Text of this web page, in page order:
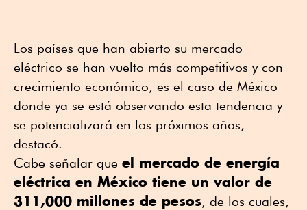
Los países que han abierto su mercado
eléctrico se han vuelto más competitivos y con
crecimiento económico, es el caso de México
donde ya se está observando esta tendencia y
se potencializará en los próximos años,
destacó.
Cabe señalar que el mercado de energía
eléctrica en México tiene un valor de
311,000 millones de pesos, de los cuales,